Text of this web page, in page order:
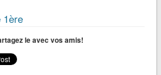
1ère
le avec vos amis!